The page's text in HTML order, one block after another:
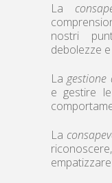
La
nostri
debolezze
Lagestione
e gestire
La